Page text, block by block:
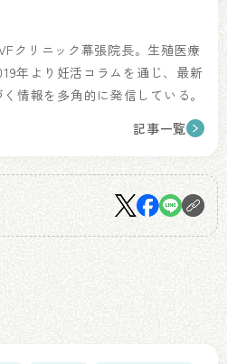
クリニック幕張院長。生殖医療
年より妊活コラムを通じ、最新
情報を多角的に発信している。
記事一覧